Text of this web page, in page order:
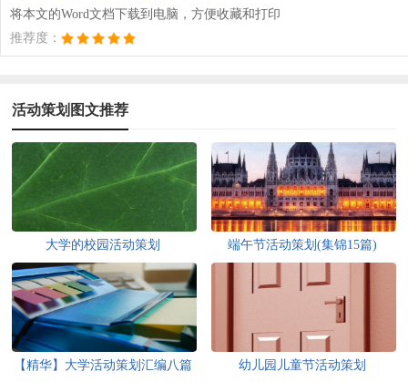
将本文的Word文档下载到电脑，方便收藏和打印
推荐度：
活动策划图文推荐
大学的校园活动策划 端午节活动策划(集锦15篇)
【精华】大学活动策划汇编八篇 幼儿园儿童节活动策划